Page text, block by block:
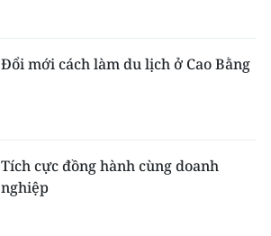
Đổi mới cách làm du lịch ở Cao Bằng
Tích cực đồng hành cùng doanh
nghiệp